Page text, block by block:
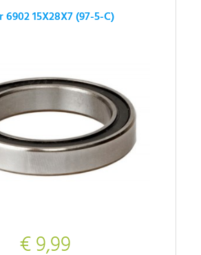
6902 15X28X7 (97-5-C)
€ 9,99